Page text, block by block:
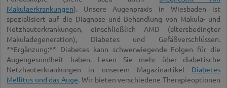
Makulaerkrankungen). Unsere Augenpraxis in Wiesbaden ist
spezialisiert auf die Diagnose und Behandlung von Makula- und
Netzhauterkrankungen, einschließlich AMD (altersbedingter
Makuladegeneration), Diabetes und Gefäßverschlüssen.
**Ergänzung:** Diabetes kann schwerwiegende Folgen für die
Augengesundheit haben. Lesen Sie mehr über diabetische
Netzhauterkrankungen in unserem Magazinartikel Diabetes
Mellitus und das Auge. Wir bieten verschiedene Therapieoptionen